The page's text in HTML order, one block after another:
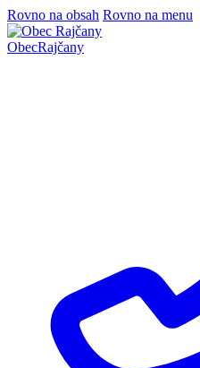
Rovno na obsah Rovno na menu
ObecRajčany